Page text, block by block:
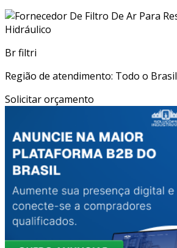
Br filtri
Região de atendimento: Todo o Brasil
Solicitar orçamento